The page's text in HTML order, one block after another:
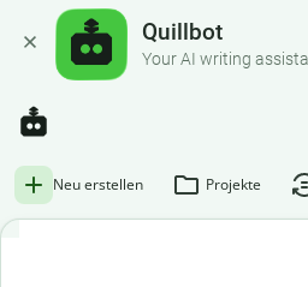
Quillbot
Your AI writing
Neu erstellen Projekte